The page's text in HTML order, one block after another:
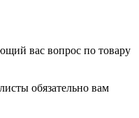
вас вопрос по товару
обязательно вам